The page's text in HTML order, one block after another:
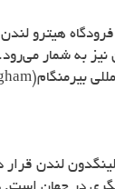
هیترو
به شمار
بیرمنگام(
لندن قرار